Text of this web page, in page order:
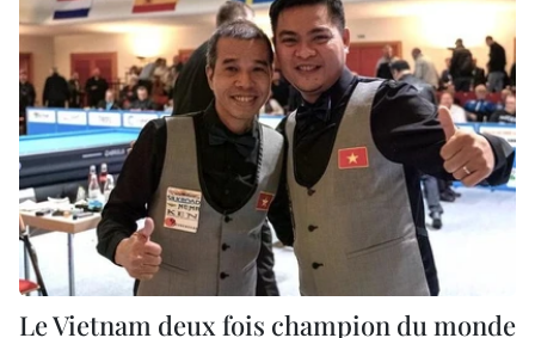
Le Vietnam deux fois champion du monde